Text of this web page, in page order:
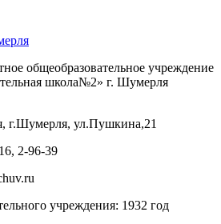
общеобразовательное учреждение
школа№2» г. Шумерля
г.Шумерля, ул.Пушкина,21
2-96-39
учреждения: 1932 год